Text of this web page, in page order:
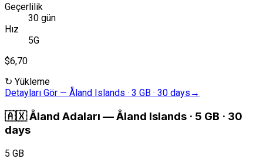
Geçerlilik
30 gün
Hız
5G
$6,70
↻ Yükleme
Detayları Gör — Åland Islands · 3 GB · 30 days →
🇦🇽Åland Adaları —Åland Islands · 5 GB · 30
days
5 GB